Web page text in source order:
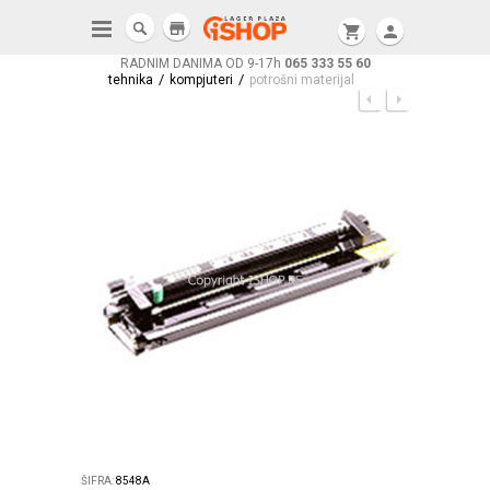
RADNIM DANIMA OD 9-17h 065 333 55 60
shopping_cart person
store
tehnika / kompjuteri / potrošni materijal
ŠIFRA:8548A